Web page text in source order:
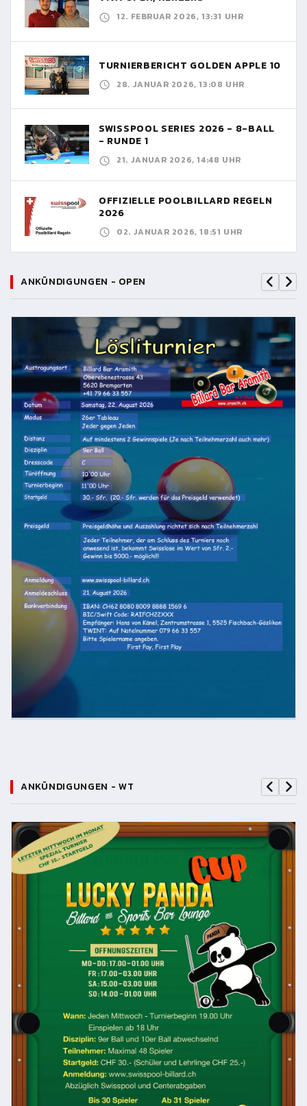
12. FEBRUAR 2026, 13:31 UHR
TURNIERBERICHT GOLDEN APPLE 10
28. JANUAR 2026, 13:08 UHR
SWISSPOOL SERIES 2026 - 8-BALL
- RUNDE 1
21. JANUAR 2026, 14:48 UHR
OFFIZIELLE POOLBILLARD REGELN
2026
02. JANUAR 2026, 18:51 UHR
ANKÜNDIGUNGEN - OPEN
ANKÜNDIGUNGEN - WT